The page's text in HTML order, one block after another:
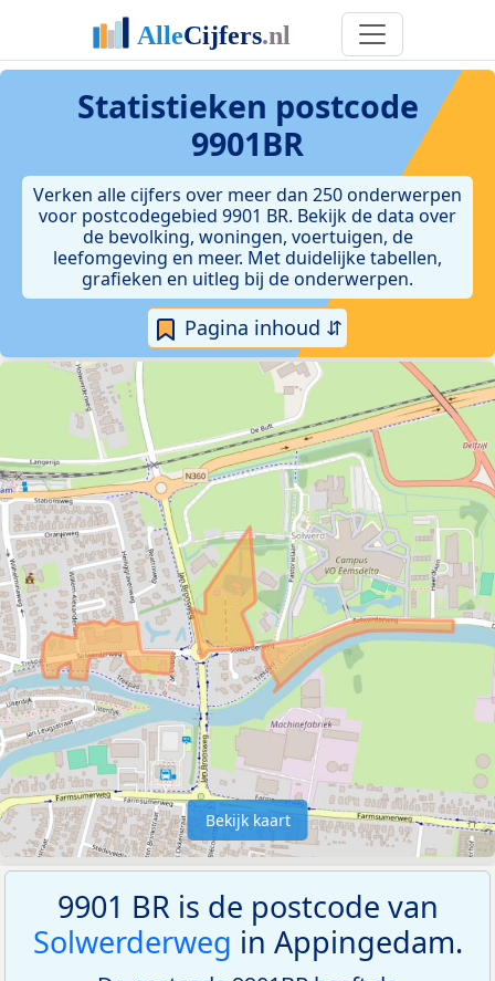
Statistieken postcode
9901BR
Verken alle cijfers over meer dan 250 onderwerpen
voor postcodegebied 9901 BR. Bekijk de data over
de bevolking, woningen, voertuigen, de
leefomgeving en meer. Met duidelijke tabellen,
grafieken en uitleg bij de onderwerpen.
Pagina inhoud ⇵
Bekijk kaart
9901 BR is de postcode van
Solwerderweg in Appingedam.